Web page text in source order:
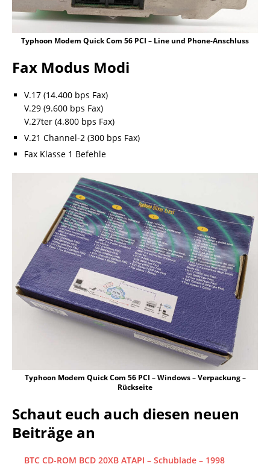
Typhoon Modem Quick Com 56 PCI – Line und Phone-Anschluss
Fax Modus Modi
V.17 (14.400 bps Fax)
V.29 (9.600 bps Fax)
V.27ter (4.800 bps Fax)
V.21 Channel-2 (300 bps Fax)
Fax Klasse 1 Befehle
Typhoon Modem Quick Com 56 PCI – Windows – Verpackung –
Rückseite
Schaut euch auch diesen neuen
Beiträge an
BTC CD-ROM BCD 20XB ATAPI – Schublade – 1998